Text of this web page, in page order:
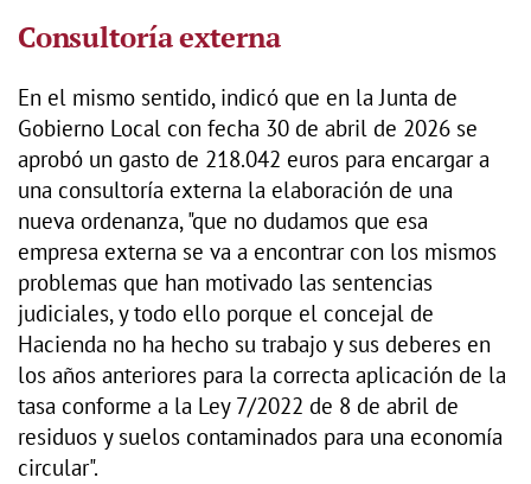
Consultoría externa
En el mismo sentido, indicó que en la Junta de
Gobierno Local con fecha 30 de abril de 2026 se
aprobó un gasto de 218.042 euros para encargar a
una consultoría externa la elaboración de una
nueva ordenanza, "que no dudamos que esa
empresa externa se va a encontrar con los mismos
problemas que han motivado las sentencias
judiciales, y todo ello porque el concejal de
Hacienda no ha hecho su trabajo y sus deberes en
los años anteriores para la correcta aplicación de la
tasa conforme a la Ley 7/2022 de 8 de abril de
residuos y suelos contaminados para una economía
circular".